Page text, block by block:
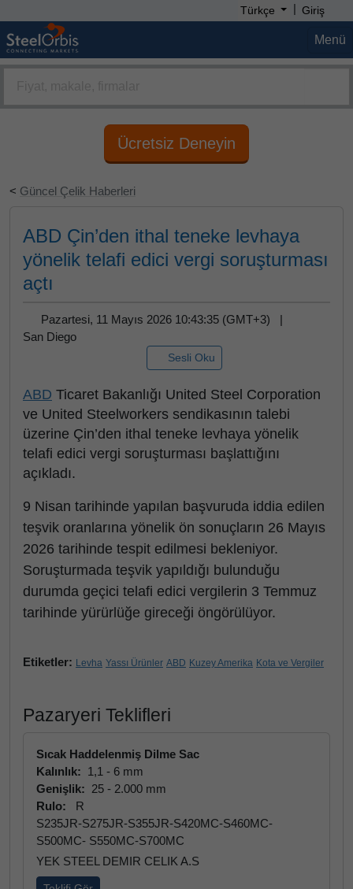
Türkçe | Giriş
Menü
Ücretsiz Deneyin
< Güncel Çelik Haberleri
ABD Çin’den ithal teneke levhaya
yönelik telafi edici vergi soruşturması
açtı
Pazartesi, 11 Mayıs 2026 10:43:35 (GMT+3) |
San Diego
Sesli Oku
ABD Ticaret Bakanlığı United Steel Corporation
ve United Steelworkers sendikasının talebi
üzerine Çin’den ithal teneke levhaya yönelik
telafi edici vergi soruşturması başlattığını
açıkladı.
9 Nisan tarihinde yapılan başvuruda iddia edilen
teşvik oranlarına yönelik ön sonuçların 26 Mayıs
2026 tarihinde tespit edilmesi bekleniyor.
Soruşturmada teşvik yapıldığı bulunduğu
durumda geçici telafi edici vergilerin 3 Temmuz
tarihinde yürürlüğe gireceği öngörülüyor.
Etiketler: Levha Yassı Ürünler ABD Kuzey Amerika Kota ve Vergiler
Pazaryeri Teklifleri
Sıcak Haddelenmiş Dilme Sac
Kalınlık: 1,1 - 6 mm
Genişlik: 25 - 2.000 mm
Rulo:
R
S235JR-S275JR-S355JR-S420MC-S460MC-
S500MC- S550MC-S700MC
YEK STEEL DEMIR CELIK A.S